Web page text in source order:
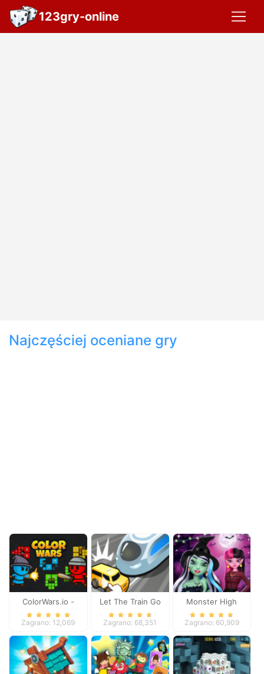
123gry-online
Najczęściej oceniane gry
ColorWars.io -
Conquest Game
Zagrano: 12,069
Let The Train Go
Zagrano: 68,351
Monster High
Spooky Fashion
Zagrano: 60,909